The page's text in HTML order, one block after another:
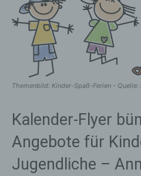
Themenbild: Kinder-Spaß-Ferien - Quelle:
Kalender-Flyer
Angebote für
Jugendliche –